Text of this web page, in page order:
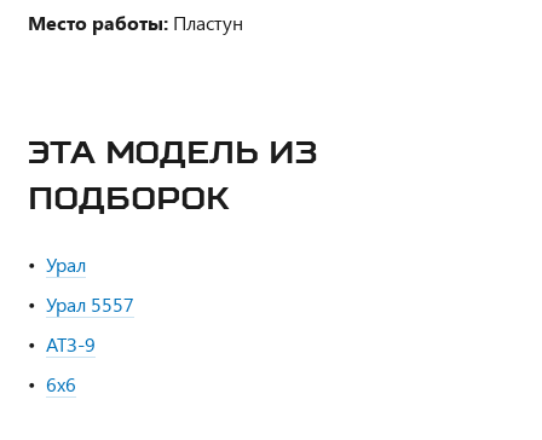
Место работы: Пластун
ЭТА МОДЕЛЬ ИЗ
ПОДБОРОК
Урал
Урал 5557
АТЗ-9
6х6